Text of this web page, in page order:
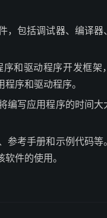
包括调试器、编译器
和驱动程序开发框架
序和驱动程序。
写应用程序的时间大
考手册和示例代码等
件的使用。